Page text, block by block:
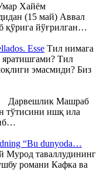
Хайём
(15 май) Аввал
қўрига йўғрилган…
Esse Тил нимага
яратишгами? Тил
эмасмиди? Биз
Дарвешлик Машраб
тўтисини ишқ ила
“Bu dunyoda…
Мурод таваллудининг
романи Кафка ва